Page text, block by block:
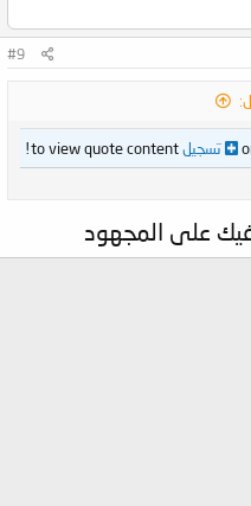
#9
تسجيلto view quote content!
على المجهود